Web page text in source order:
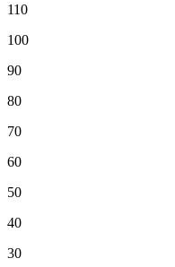
110
100
90
80
70
60
50
40
30